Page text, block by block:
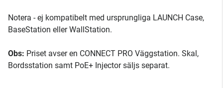
Notera - ej kompatibelt med ursprungliga LAUNCH Case,
BaseStation eller WallStation.
Obs: Priset avser en CONNECT PRO Väggstation. Skal,
Bordsstation samt PoE+ Injector säljs separat.